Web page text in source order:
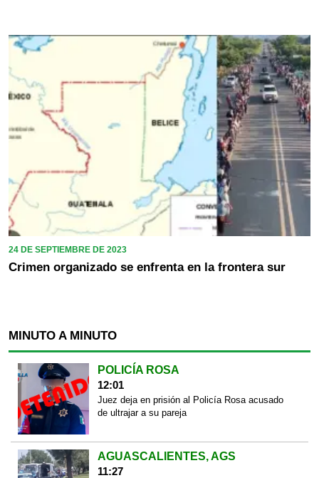
24 DE SEPTIEMBRE DE 2023
Crimen organizado se enfrenta en la frontera sur
MINUTO A MINUTO
POLICÍA ROSA
12:01
Juez deja en prisión al Policía Rosa acusado
de ultrajar a su pareja
AGUASCALIENTES, AGS
11:27